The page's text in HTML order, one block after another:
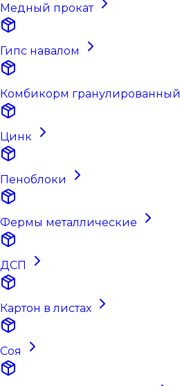
Медный прокат
Гипс навалом
Комбикорм гранулированный
Цинк
Пеноблоки
Фермы металлические
ДСП
Картон в листах
Соя